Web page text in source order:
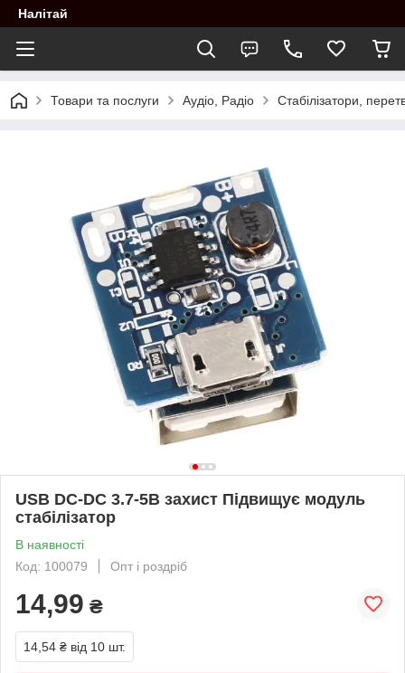
Налітай
Товари та послуги Аудіо, Радіо Стабілізатори,
USB DC-DC 3.7-5В захист Підвищує модуль
стабілізатор
В наявності
Код: 100079
Опт і роздріб
14,99 ₴
14,54 ₴ від 10 шт.